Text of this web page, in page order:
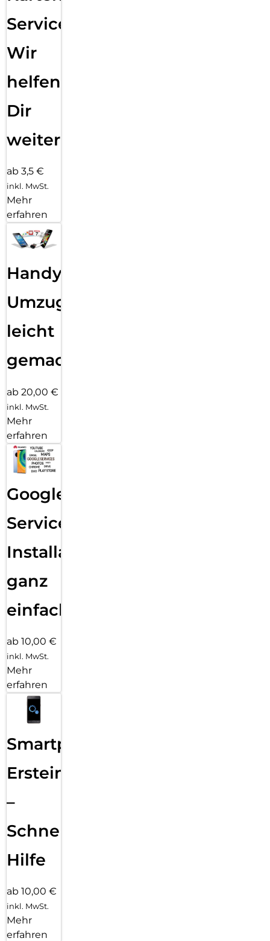
Service:
Wir
helfen
Dir
weiter
ab 3,5 €
inkl. MwSt.
Mehr
erfahren
Handy
Umzug
leicht
gemacht!
ab 20,00 €
inkl. MwSt.
Mehr
erfahren
Google
Services
Installation
ganz
einfach
ab 10,00 €
inkl. MwSt.
Mehr
erfahren
Smartphone
Ersteinrichtung
–
Schnelle
Hilfe
ab 10,00 €
inkl. MwSt.
Mehr
erfahren